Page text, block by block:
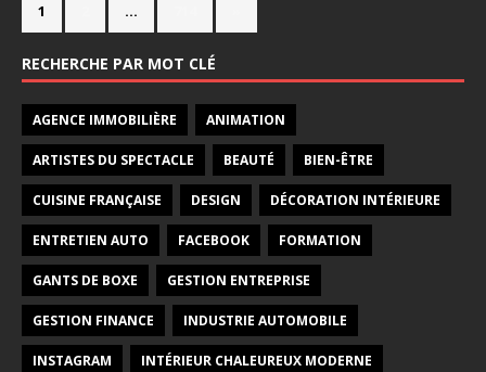
1 …
RECHERCHE PAR MOT CLÉ
AGENCE IMMOBILIÈRE ANIMATION
ARTISTES DU SPECTACLE BEAUTÉ BIEN-ÊTRE
CUISINE FRANÇAISE DESIGN DÉCORATION INTÉRIEURE
ENTRETIEN AUTO FACEBOOK FORMATION
GANTS DE BOXE GESTION ENTREPRISE
GESTION FINANCE INDUSTRIE AUTOMOBILE
INSTAGRAM INTÉRIEUR CHALEUREUX MODERNE